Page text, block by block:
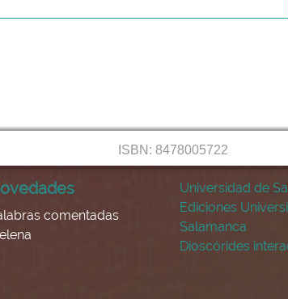
ISBN: 8478005722
comentadas
Universidad de
Ediciones
Salamanca
Dioscórides